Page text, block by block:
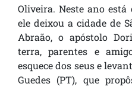
Oliveira. Neste ano
ele deixou a cidade de
Abraão, o apóstolo
terra, parentes e
esquece dos seus e
Guedes (PT), que